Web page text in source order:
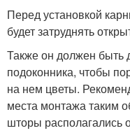
Перед установкой
будет затруднять
Также он должен быть
подоконника, чтобы
на нем цветы.
места монтажа таким
шторы располагались